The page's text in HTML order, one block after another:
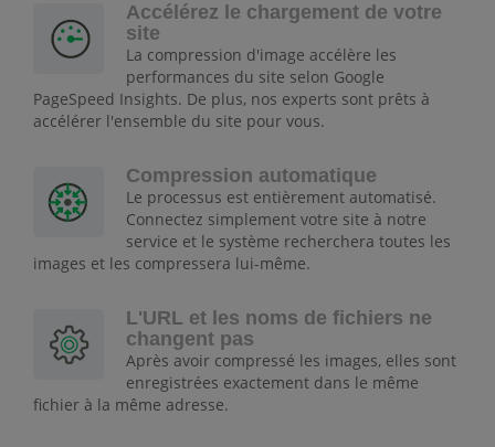
Accélérez le chargement de votre
site
La compression d'image accélère les
performances du site selon Google
PageSpeed Insights. De plus, nos experts sont prêts à
accélérer l'ensemble du site pour vous.
Compression automatique
Le processus est entièrement automatisé.
Connectez simplement votre site à notre
service et le système recherchera toutes les
images et les compressera lui-même.
L'URL et les noms de fichiers ne
changent pas
Après avoir compressé les images, elles sont
enregistrées exactement dans le même
fichier à la même adresse.